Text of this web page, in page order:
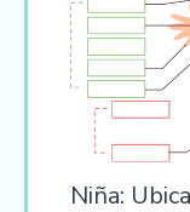
Niña: